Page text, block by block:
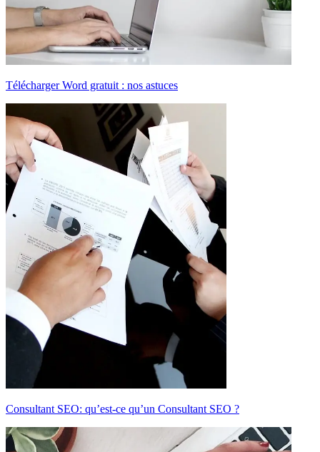
Télécharger Word gratuit : nos astuces
Consultant SEO: qu’est-ce qu’un Consultant SEO ?